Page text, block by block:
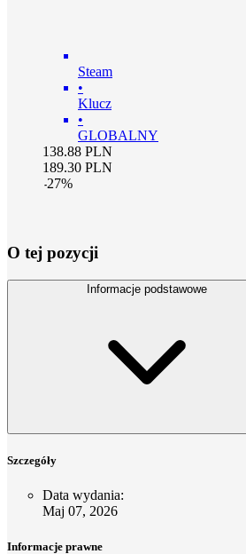
Steam
•
Klucz
•
GLOBALNY
138.88 PLN
189.30 PLN
-27%
O tej pozycji
Informacje podstawowe
Szczegóły
Data wydania:
Maj 07, 2026
Informacje prawne